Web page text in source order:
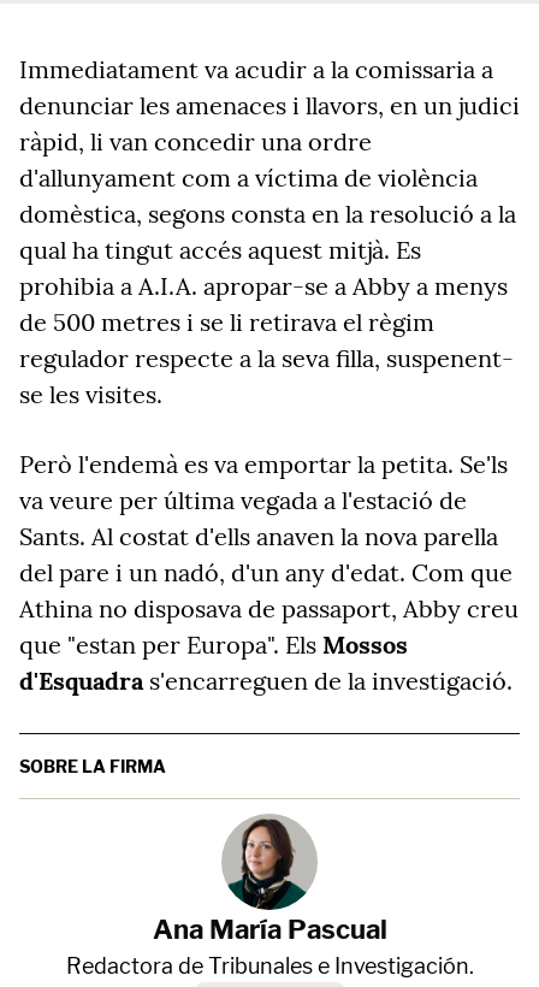
Immediatament va acudir a la comissaria a
denunciar les amenaces i llavors, en un judici
ràpid, li van concedir una ordre
d'allunyament com a víctima de violència
domèstica, segons consta en la resolució a la
qual ha tingut accés aquest mitjà. Es
prohibia a A.I.A. apropar-se a Abby a menys
de 500 metres i se li retirava el règim
regulador respecte a la seva filla, suspenent-
se les visites.
Però l'endemà es va emportar la petita. Se'ls
va veure per última vegada a l'estació de
Sants. Al costat d'ells anaven la nova parella
del pare i un nadó, d'un any d'edat. Com que
Athina no disposava de passaport, Abby creu
que "estan per Europa". Els Mossos
d'Esquadras'encarreguen de la investigació.
SOBRE LA FIRMA
Ana María Pascual
Redactora de Tribunales e Investigación.